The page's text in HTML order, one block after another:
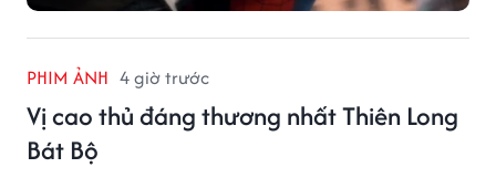
PHIM ẢNH 4 giờ trước
Vị cao thủ đáng thương nhất Thiên Long
Bát Bộ